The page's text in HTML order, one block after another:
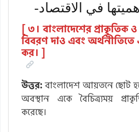
في الاقتصاد-
[ ৩। বাংলাদেশের প্রাকৃতিক
বিবরণ দাও এবং অর্থনীতিতে
কর। ]
উত্তর:বাংলাদেশ আয়তনে ছোট
অবস্থান একে বৈচিত্র্যময়
করেছে।